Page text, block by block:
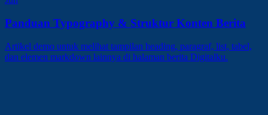
Panduan Typography & Struktur Konten Berita
Artikel demo untuk melihat tampilan heading, paragraf, list, tabel,
dan elemen markdown lainnya di halaman berita Digitalku.